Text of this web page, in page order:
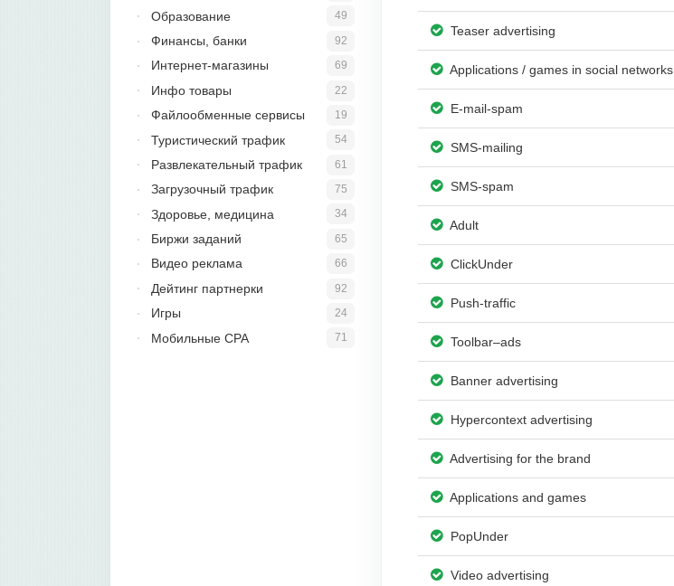
Teaser advertising
Applications / games in social networks
E-mail-spam
SMS-mailing
SMS-spam
Adult
ClickUnder
Push-traffic
Toolbar–ads
Banner advertising
Hypercontext advertising
Advertising for the brand
Applications and games
PopUnder
Video advertising
49
Образование
92
Финансы, банки
69
Интернет-магазины
22
Инфо товары
19
Файлообменные сервисы
54
Туристический трафик
61
Развлекательный трафик
75
Загрузочный трафик
34
Здоровье, медицина
65
Биржи заданий
66
Видео реклама
92
Дейтинг партнерки
24
Игры
71
Мобильные CPA